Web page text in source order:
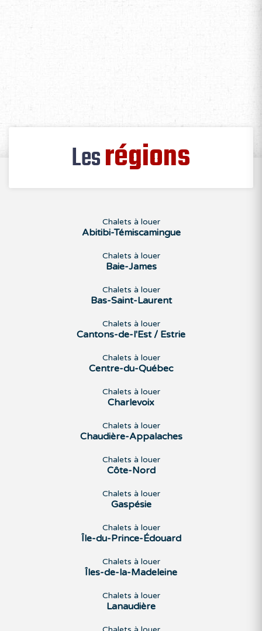
Lesrégions
Chalets à louer
Abitibi-Témiscamingue
Chalets à louer
Baie-James
Chalets à louer
Bas-Saint-Laurent
Chalets à louer
Cantons-de-l'Est / Estrie
Chalets à louer
Centre-du-Québec
Chalets à louer
Charlevoix
Chalets à louer
Chaudière-Appalaches
Chalets à louer
Côte-Nord
Chalets à louer
Gaspésie
Chalets à louer
Île-du-Prince-Édouard
Chalets à louer
Îles-de-la-Madeleine
Chalets à louer
Lanaudière